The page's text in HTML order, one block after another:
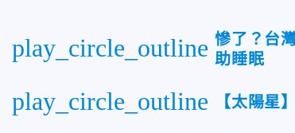
play_circle_outline 慘了？台
助睡眠
play_circle_outline 【太陽星